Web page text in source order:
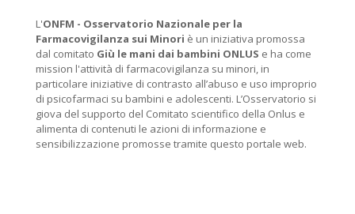
L'ONFM - Osservatorio Nazionale per la
Farmacovigilanza sui Minori è un iniziativa promossa
dal comitato Giù le mani dai bambini ONLUS e ha come
mission l'attività di farmacovigilanza su minori, in
particolare iniziative di contrasto all’abuso e uso improprio
di psicofarmaci su bambini e adolescenti. L’Osservatorio si
giova del supporto del Comitato scientifico della Onlus e
alimenta di contenuti le azioni di informazione e
sensibilizzazione promosse tramite questo portale web.